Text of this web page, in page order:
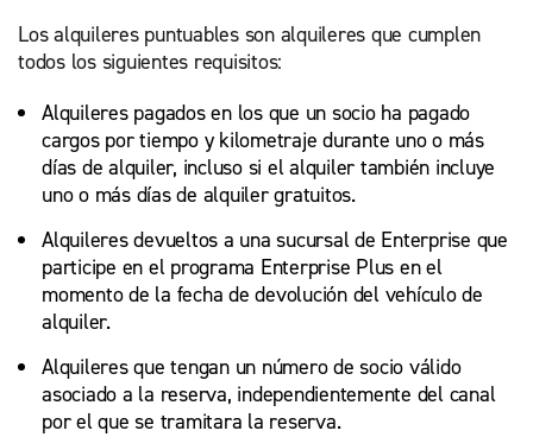
Los alquileres puntuables son alquileres que cumplen
todos los siguientes requisitos:
Alquileres pagados en los que un socio ha pagado
cargos por tiempo y kilometraje durante uno o más
días de alquiler, incluso si el alquiler también incluye
uno o más días de alquiler gratuitos.
Alquileres devueltos a una sucursal de Enterprise que
participe en el programa Enterprise Plus en el
momento de la fecha de devolución del vehículo de
alquiler.
Alquileres que tengan un número de socio válido
asociado a la reserva, independientemente del canal
por el que se tramitara la reserva.